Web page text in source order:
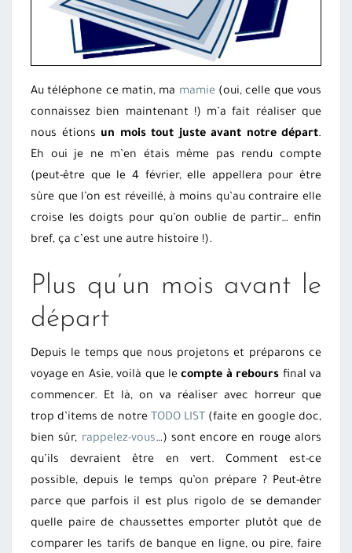
Au téléphone ce matin, ma mamie (oui, celle que vous
connaissez bien maintenant !) m’a fait réaliser que
nous étions un mois tout juste avant notre départ.
Eh oui je ne m’en étais même pas rendu compte
(peut-être que le 4 février, elle appellera pour être
sûre que l’on est réveillé, à moins qu’au contraire elle
croise les doigts pour qu’on oublie de partir… enfin
bref, ça c’est une autre histoire !).
Plus qu’un mois avant le
départ
Depuis le temps que nous projetons et préparons ce
voyage en Asie, voilà que lecompte à rebours final va
commencer. Et là, on va réaliser avec horreur que
trop d’items de notre TODO LIST (faite en google doc,
bien sûr, rappelez-vous…) sont encore en rouge alors
qu’ils devraient être en vert. Comment est-ce
possible, depuis le temps qu’on prépare ? Peut-être
parce que parfois il est plus rigolo de se demander
quelle paire de chaussettes emporter plutôt que de
comparer les tarifs de banque en ligne, ou pire, faire